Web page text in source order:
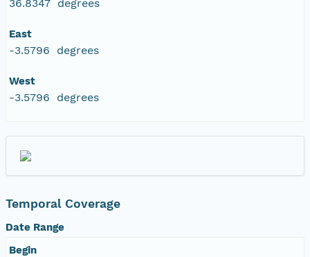
36.8347 degrees
East
-3.5796 degrees
West
-3.5796 degrees
Temporal Coverage
Date Range
Begin